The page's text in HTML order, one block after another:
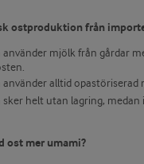
ostproduktion från
mjölk från gårdar
använder alltid
sker helt utan lagring,
ost mer umami?